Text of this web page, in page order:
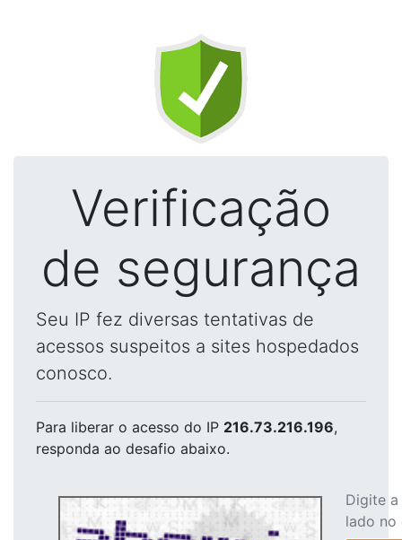
Verificação
de segurança
Seu IP fez diversas tentativas de
acessos suspeitos a sites hospedados
conosco.
Para liberar o acesso do IP 216.73.216.196,
responda ao desafio abaixo.
Digite
lado no